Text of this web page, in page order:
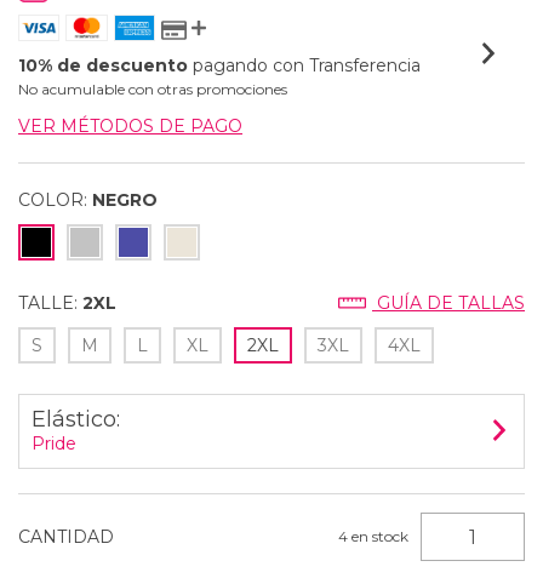
10% de descuento pagando con Transferencia
No acumulable con otras promociones
VER MÉTODOS DE PAGO
COLOR: NEGRO
TALLE: 2XL
GUÍA DE TALLAS
S
M L XL 2XL 3XL 4XL
Elástico:
Pride
CANTIDAD 4 en stock